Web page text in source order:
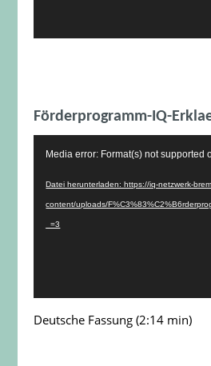
Förderprogramm-IQ-
Media error: Format(s) not supported
Datei herunterladen: https://iq-netzwerk-
content/uploads/
_=3
Deutsche Fassung (2:14 min)